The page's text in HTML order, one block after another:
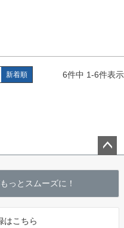
新着順 6件中 1-6件表示
へ
っとスムーズに！
はこちら